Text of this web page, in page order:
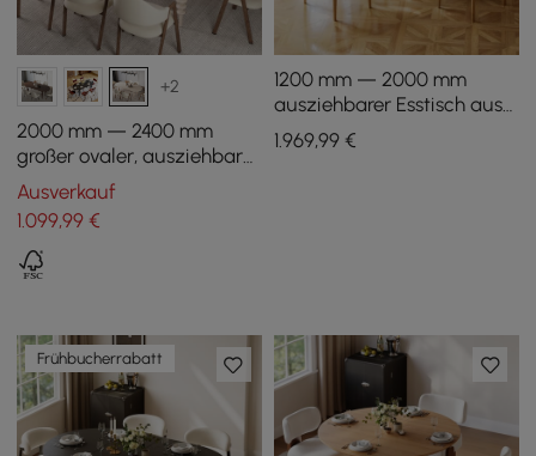
+2
2000 mm — 2400 mm
großer ovaler, ausziehbarer
Esstisch aus der Mitte des
Jahrhunderts, weiß
getüncht, für 6—10
Personen
Ausverkauf
1.099,99 €
1200 mm — 2000 mm
ausziehbarer Esstisch aus
Massivholz mit 4 Stühlen
1.969,99€
Frühbucherrabatt